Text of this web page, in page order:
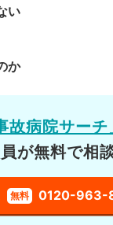
い
か
故病院サー
が無料で相
無料 0120-963-